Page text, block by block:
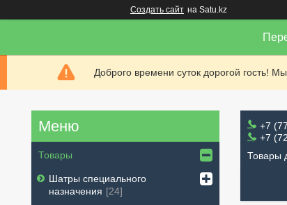
Создать сайт на Satu.kz
Доброго времени суток дорогой гость!
+7
+7
Товары
Товары
Шатры специального
назначения
24